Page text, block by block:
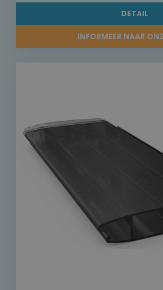
DETAIL
INFORMEER NAAR